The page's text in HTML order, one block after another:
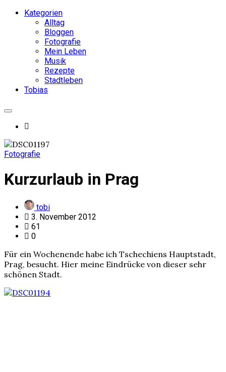
Kategorien
Alltag
Bloggen
Fotografie
Mein Leben
Musik
Rezepte
Stadtleben
Tobias
Fotografie
Kurzurlaub in Prag
tobi
3. November 2012
61
0
Für ein Wochenende habe ich Tschechiens Hauptstadt,
Prag, besucht. Hier meine Eindrücke von dieser sehr
schönen Stadt.